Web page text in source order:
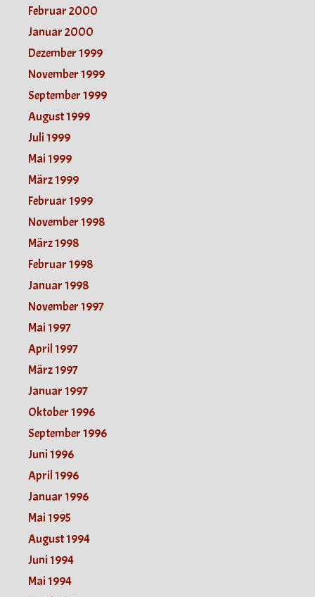
Februar 2000
Januar 2000
Dezember 1999
November 1999
September 1999
August 1999
Juli 1999
Mai 1999
März 1999
Februar 1999
November 1998
März 1998
Februar 1998
Januar 1998
November 1997
Mai 1997
April 1997
März 1997
Januar 1997
Oktober 1996
September 1996
Juni 1996
April 1996
Januar 1996
Mai 1995
August 1994
Juni 1994
Mai 1994